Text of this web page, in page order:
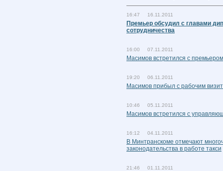
16:47 16.11.2011
Премьер обсудил с главами
сотрудничества
16:00 07.11.2011
Масимов встретился с
19:20 06.11.2011
Масимов прибыл с рабочим
10:46 05.11.2011
Масимов встретился с
16:12 04.11.2011
В Минтранскоме отмечают
законодательства в работе такси
21:46 01.11.2011